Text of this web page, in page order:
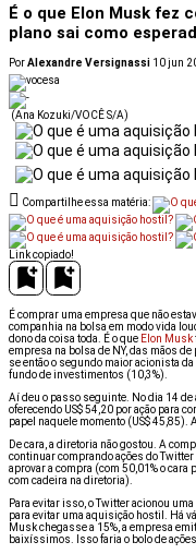
É o que Elon Musk fez
plano sai como
PorAlexandre Versignassi 10 jun
(Ana Kozuki/VOCÊ S/A)
Compartilhe essa matéria:
Link copiado!
É comprar uma empresa que não
companhia na bolsa em modo vida
dono da coisa toda. É o que Elon Musk
empresa na bolsa de NY, das mãos
se então o segundo maior acionista
fundo de investimentos (10,3%).
Aí deu o passo seguinte. No dia 14
oferecendo US$ 54,20 por ação para
papel naquele momento (US$ 45,85).
De cara, a diretoria não gostou. A
continuar comprando ações do
aprovar a compra (com 50,01% o
com cadeira na diretoria).
Para evitar isso, o Twitter acionou
para evitar uma aquisição hostil. Há
Musk chegasse a 15%, a empresa
baixíssimos. Isso faria o bolo de